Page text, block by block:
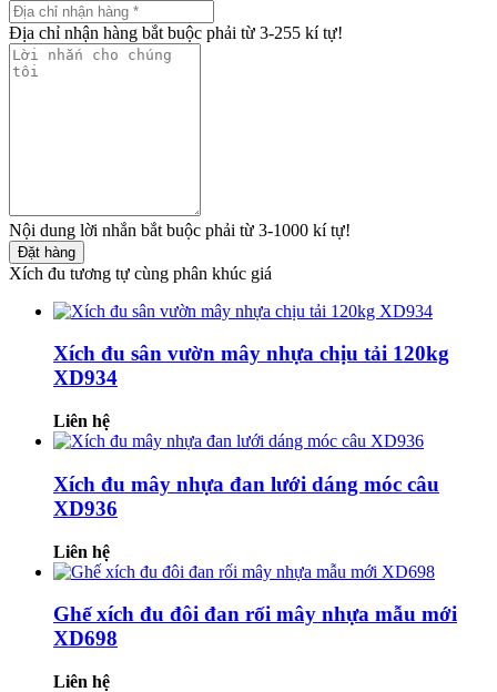
Địa chỉ nhận hàng bắt buộc phải từ 3-255 kí tự!
Nội dung lời nhắn bắt buộc phải từ 3-1000 kí tự!
Đặt hàng
Xích đu tương tự cùng phân khúc giá
Xích đu sân vườn mây nhựa chịu tải 120kg
XD934
Liên hệ
Xích đu mây nhựa đan lưới dáng móc câu
XD936
Liên hệ
Ghế xích đu đôi đan rối mây nhựa mẫu mới
XD698
Liên hệ